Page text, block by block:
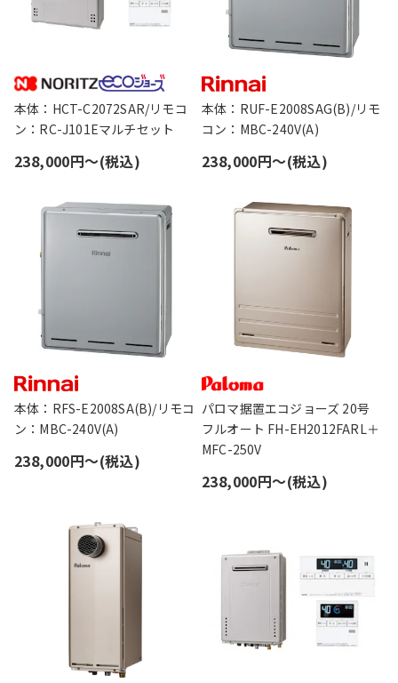
本体：HCT-C2072SAR/リモコ
ン：RC-J101Eマルチセット
238,000円〜(税込)
本体：RUF-E2008SAG(B)/リモ
コン：MBC-240V(A)
238,000円〜(税込)
本体：RFS-E2008SA(B)/リモコ
ン：MBC-240V(A)
238,000円〜(税込)
パロマ据置エコジョーズ 20号
フルオート FH-EH2012FARL＋
MFC-250V
238,000円〜(税込)